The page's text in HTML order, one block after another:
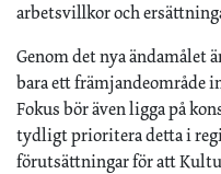
arbetsvillkor och
Genom det nya ändamålet
bara ett främjandeområde
Fokus bör även ligga på
tydligt prioritera detta i
förutsättningar för att